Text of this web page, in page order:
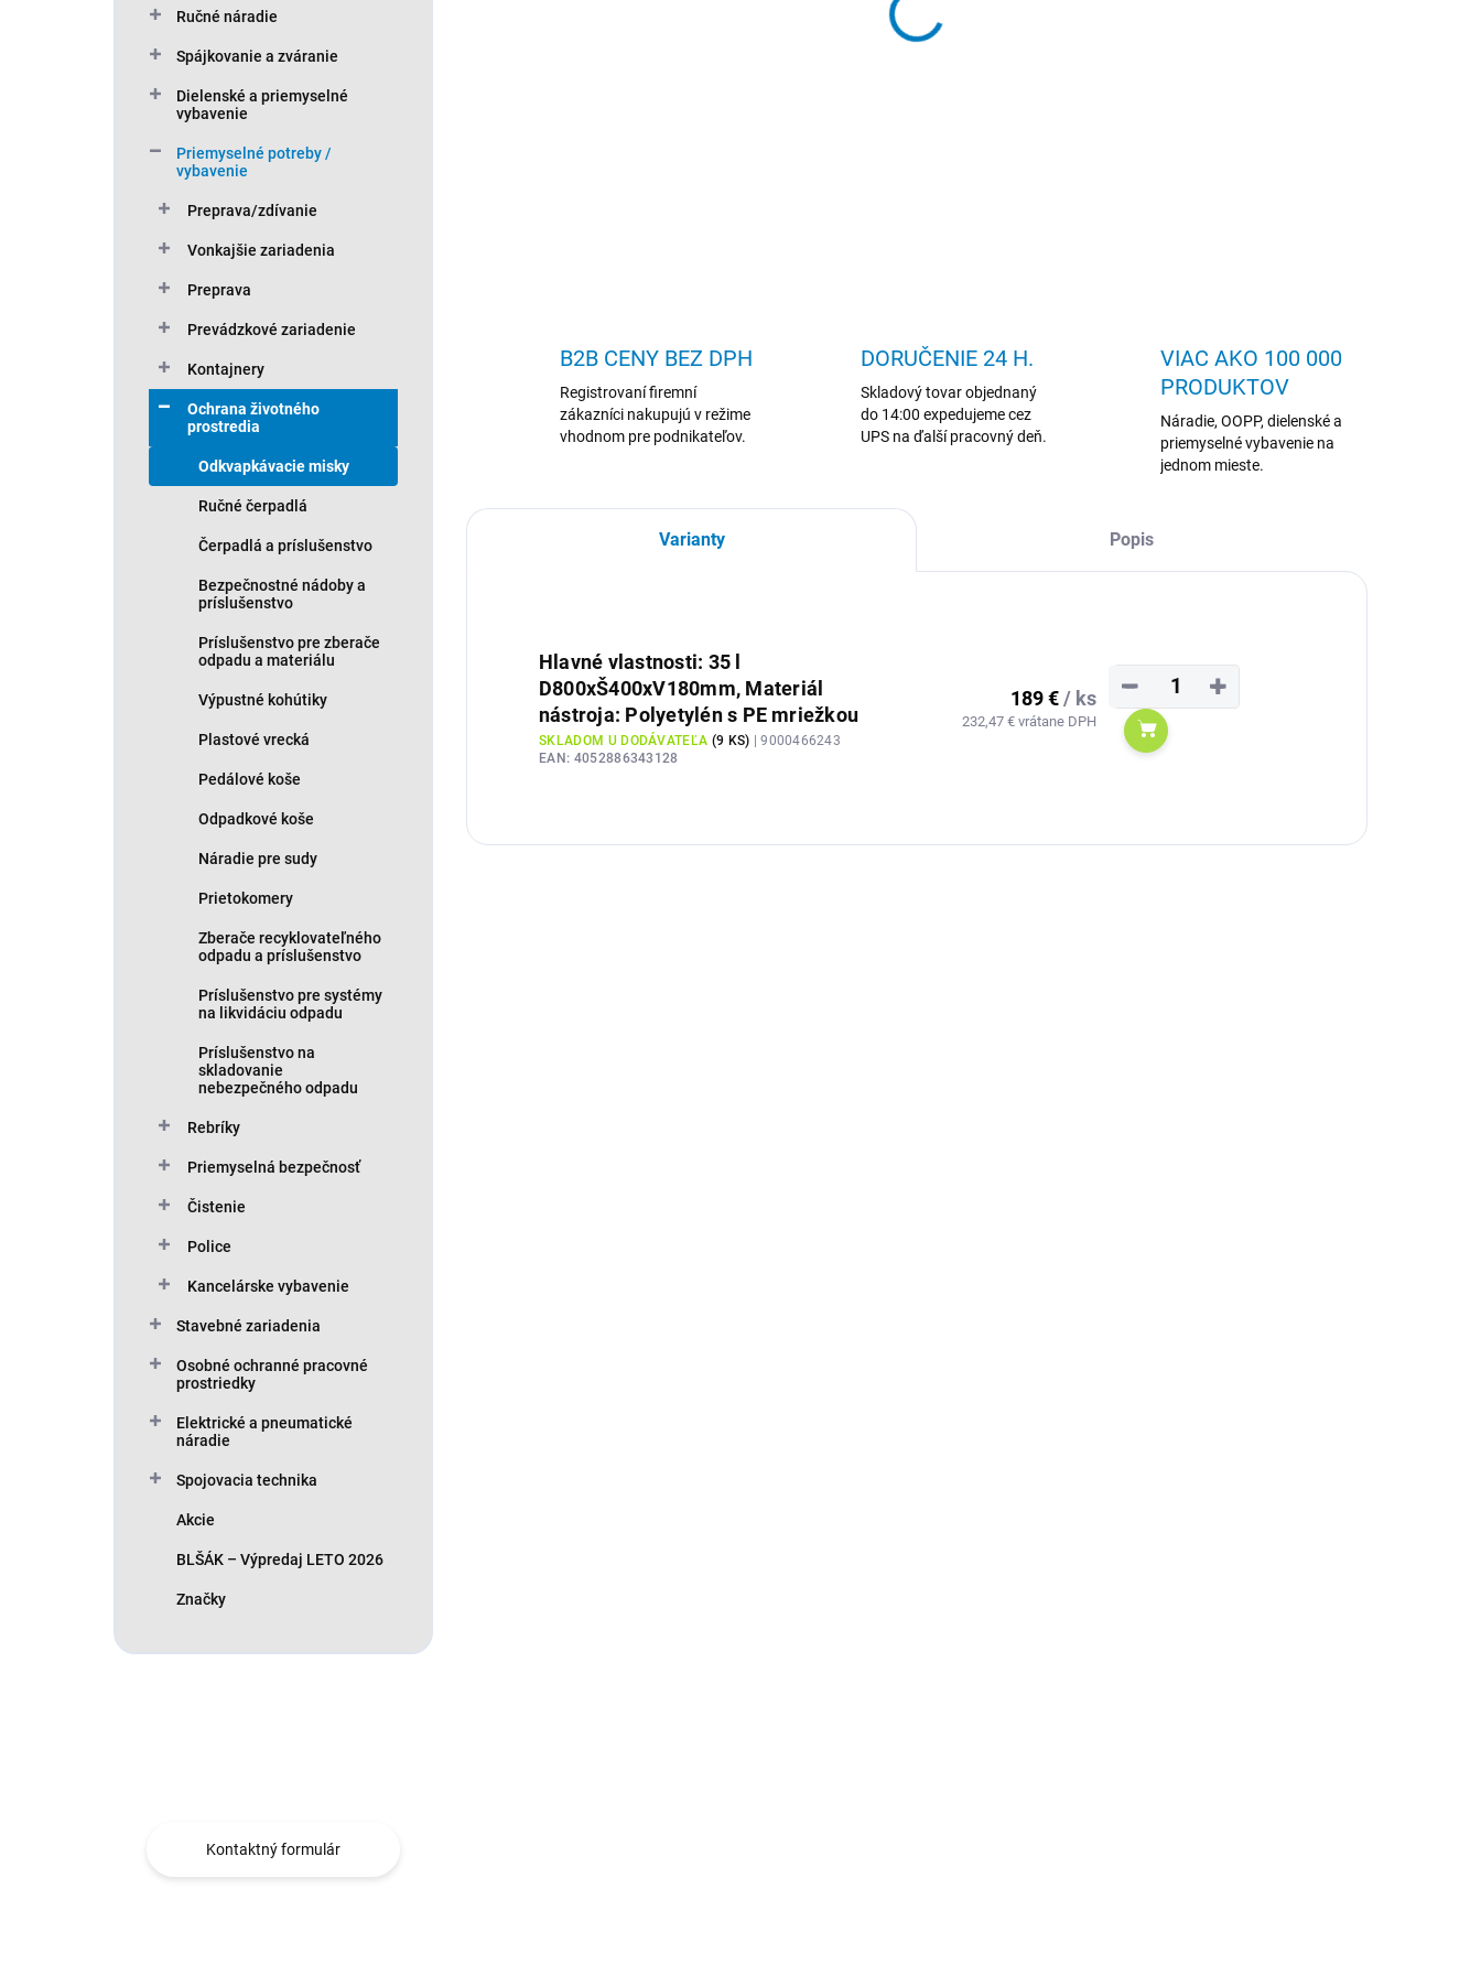
Ručné náradie
Spájkovanie a zváranie
Dielenské a priemyselné
vybavenie
Priemyselné potreby /
vybavenie
Preprava/zdívanie
Vonkajšie zariadenia
Preprava
Prevádzkové zariadenie
Kontajnery
Ochrana životného
prostredia
Odkvapkávacie misky
Ručné čerpadlá
Čerpadlá a príslušenstvo
Bezpečnostné nádoby a
príslušenstvo
Príslušenstvo pre zberače
odpadu a materiálu
Výpustné kohútiky
Plastové vrecká
Pedálové koše
Odpadkové koše
Náradie pre sudy
Prietokomery
Zberače recyklovateľného
odpadu a príslušenstvo
Príslušenstvo pre systémy
na likvidáciu odpadu
Príslušenstvo na
skladovanie
nebezpečného odpadu
Rebríky
Priemyselná bezpečnosť
Čistenie
Police
Kancelárske vybavenie
Stavebné zariadenia
Osobné ochranné pracovné
prostriedky
Elektrické a pneumatické
náradie
Spojovacia technika
Akcie
BLŠÁK – Výpredaj LETO 2026
Značky
Kontaktný formulár
B2B CENY BEZ DPH
Registrovaní firemní
zákazníci nakupujú v režime
vhodnom pre podnikateľov.
DORUČENIE 24 H.
Skladový tovar objednaný
do 14:00 expedujeme cez
UPS na ďalší pracovný deň.
VIAC AKO 100 000
PRODUKTOV
Náradie, OOPP, dielenské a
priemyselné vybavenie na
jednom mieste.
Varianty Popis
Hlavné vlastnosti: 35 l
D800xŠ400xV180mm, Materiál
nástroja: Polyetylén s PE mriežkou
SKLADOM U DODÁVATEĽA (9 KS) | 9000466243
EAN: 4052886343128
189 €/ ks
232,47 € vrátane DPH
+
−
Do košíka